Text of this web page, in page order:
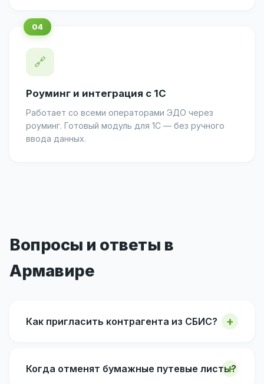
🔗
Роуминг и интеграция с 1С
Работает со всеми операторами ЭДО через
роуминг. Готовый модуль для 1С — без ручного
ввода данных.
Вопросы и ответы в
Армавире
Как пригласить контрагента из СБИС?
Когда отменят бумажные путевые листы?